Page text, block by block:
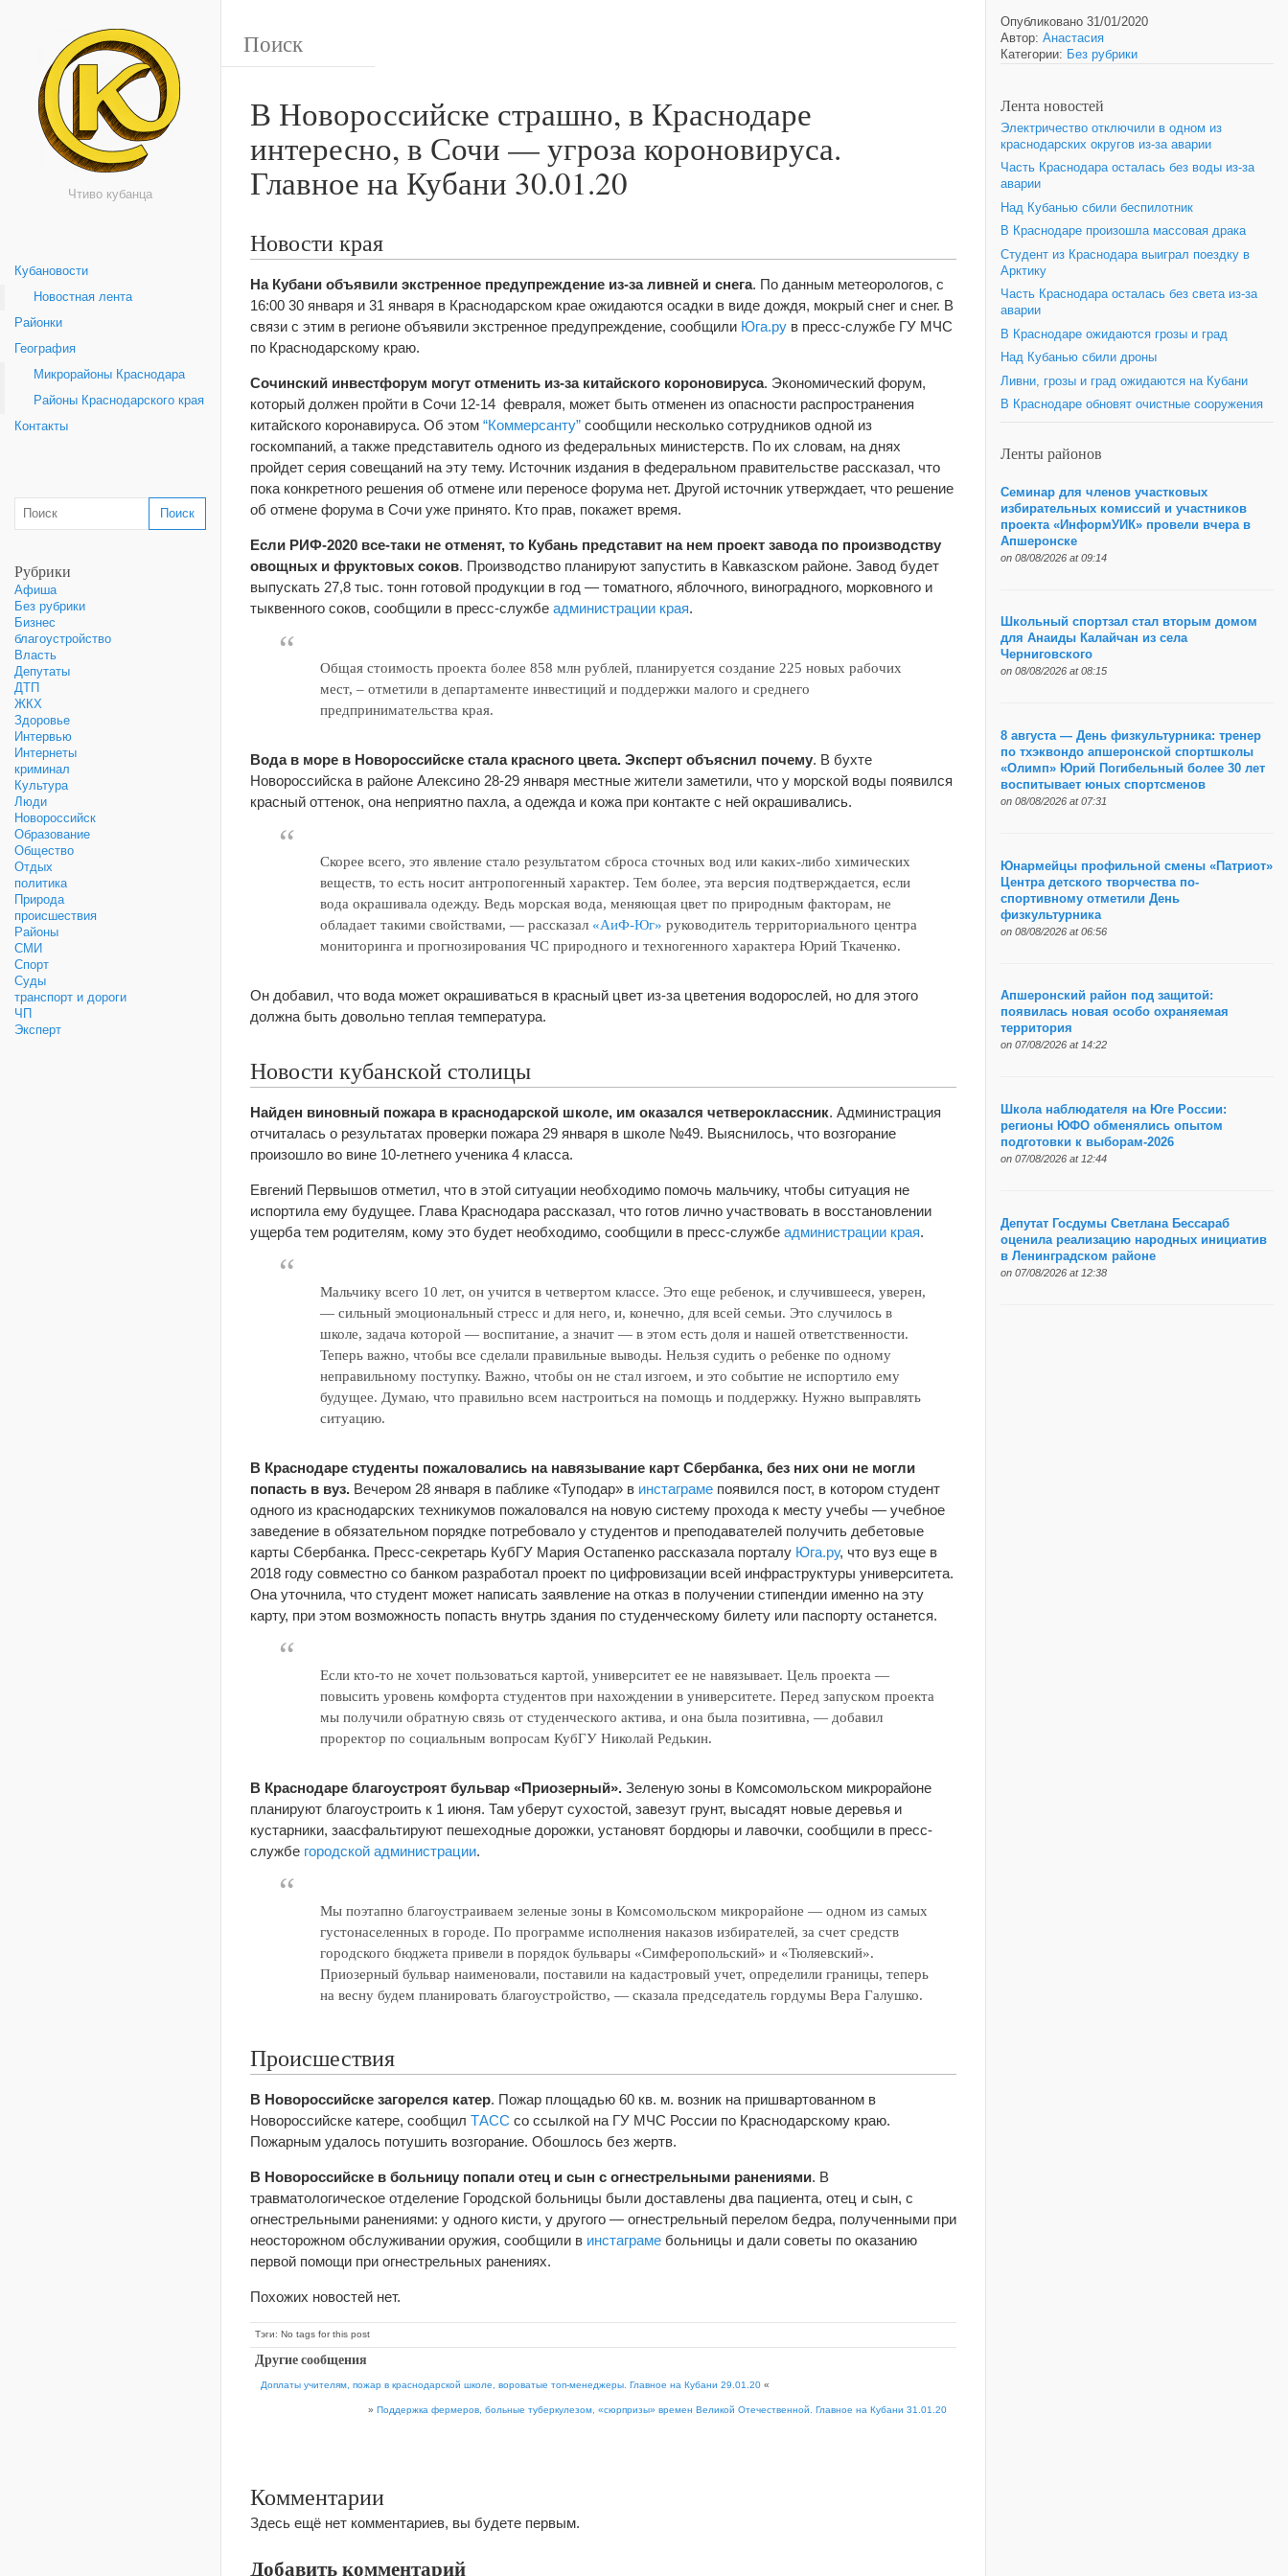
Чтиво кубанца
Кубановости
Новостная лента
Районки
География
Микрорайоны Краснодара
Районы Краснодарского края
Контакты
Рубрики
Афиша
Без рубрики
Бизнес
благоустройство
Власть
Депутаты
ДТП
ЖКХ
Здоровье
Интервью
Интернеты
криминал
Культура
Люди
Новороссийск
Образование
Общество
Отдых
политика
Природа
происшествия
Районы
СМИ
Спорт
Суды
транспорт и дороги
ЧП
Эксперт
В Новороссийске страшно, в Краснодаре
интересно, в Сочи — угроза короновируса.
Главное на Кубани 30.01.20
Новости края
На Кубани объявили экстренное предупреждение из-за ливней и снега. По данным метеорологов, с
16:00 30 января и 31 января в Краснодарском крае ожидаются осадки в виде дождя, мокрый снег и снег. В
связи с этим в регионе объявили экстренное предупреждение, сообщили Юга.ру в пресс-службе ГУ МЧС
по Краснодарскому краю.
Сочинский инвестфорум могут отменить из-за китайского короновируса. Экономический форум,
который должен пройти в Сочи 12-14 февраля, может быть отменен из опасности распространения
китайского коронавируса. Об этом “Коммерсанту” сообщили несколько сотрудников одной из
госкомпаний, а также представитель одного из федеральных министерств. По их словам, на днях
пройдет серия совещаний на эту тему. Источник издания в федеральном правительстве рассказал, что
пока конкретного решения об отмене или переносе форума нет. Другой источник утверждает, что решение
об отмене форума в Сочи уже принято. Кто прав, покажет время.
Если РИФ-2020 все-таки не отменят, то Кубань представит на нем проект завода по производству
овощных и фруктовых соков. Производство планируют запустить в Кавказском районе. Завод будет
выпускать 27,8 тыс. тонн готовой продукции в год — томатного, яблочного, виноградного, морковного и
тыквенного соков, сообщили в пресс-службе администрации края.
Общая стоимость проекта более 858 млн рублей, планируется создание 225 новых рабочих
мест, – отметили в департаменте инвестиций и поддержки малого и среднего
предпринимательства края.
Вода в море в Новороссийске стала красного цвета. Эксперт объяснил почему. В бухте
Новороссийска в районе Алексино 28-29 января местные жители заметили, что у морской воды появился
красный оттенок, она неприятно пахла, а одежда и кожа при контакте с ней окрашивались.
Скорее всего, это явление стало результатом сброса сточных вод или каких-либо химических
веществ, то есть носит антропогенный характер. Тем более, эта версия подтверждается, если
вода окрашивала одежду. Ведь морская вода, меняющая цвет по природным факторам, не
обладает такими свойствами, — рассказал «АиФ-Юг» руководитель территориального центра
мониторинга и прогнозирования ЧС природного и техногенного характера Юрий Ткаченко.
Он добавил, что вода может окрашиваться в красный цвет из-за цветения водорослей, но для этого
должна быть довольно теплая температура.
Новости кубанской столицы
Найден виновный пожара в краснодарской школе, им оказался четвероклассник. Администрация
отчиталась о результатах проверки пожара 29 января в школе №49. Выяснилось, что возгорание
произошло во вине 10-летнего ученика 4 класса.
Евгений Первышов отметил, что в этой ситуации необходимо помочь мальчику, чтобы ситуация не
испортила ему будущее. Глава Краснодара рассказал, что готов лично участвовать в восстановлении
ущерба тем родителям, кому это будет необходимо, сообщили в пресс-службе администрации края.
Мальчику всего 10 лет, он учится в четвертом классе. Это еще ребенок, и случившееся, уверен,
— сильный эмоциональный стресс и для него, и, конечно, для всей семьи. Это случилось в
школе, задача которой — воспитание, а значит — в этом есть доля и нашей ответственности.
Теперь важно, чтобы все сделали правильные выводы. Нельзя судить о ребенке по одному
неправильному поступку. Важно, чтобы он не стал изгоем, и это событие не испортило ему
будущее. Думаю, что правильно всем настроиться на помощь и поддержку. Нужно выправлять
ситуацию.
В Краснодаре студенты пожаловались на навязывание карт Сбербанка, без них они не могли
попасть в вуз. Вечером 28 января в паблике «Туподар» в инстаграме появился пост, в котором студент
одного из краснодарских техникумов пожаловался на новую систему прохода к месту учебы — учебное
заведение в обязательном порядке потребовало у студентов и преподавателей получить дебетовые
карты Сбербанка. Пресс-секретарь КубГУ Мария Остапенко рассказала порталу Юга.ру, что вуз еще в
2018 году совместно со банком разработал проект по цифровизации всей инфраструктуры университета.
Она уточнила, что студент может написать заявление на отказ в получении стипендии именно на эту
карту, при этом возможность попасть внутрь здания по студенческому билету или паспорту останется.
Если кто-то не хочет пользоваться картой, университет ее не навязывает. Цель проекта —
повысить уровень комфорта студентов при нахождении в университете. Перед запуском проекта
мы получили обратную связь от студенческого актива, и она была позитивна, — добавил
проректор по социальным вопросам КубГУ Николай Редькин.
В Краснодаре благоустроят бульвар «Приозерный». Зеленую зоны в Комсомольском микрорайоне
планируют благоустроить к 1 июня. Там уберут сухостой, завезут грунт, высадят новые деревья и
кустарники, заасфальтируют пешеходные дорожки, установят бордюры и лавочки, сообщили в пресс-
службе городской администрации.
Мы поэтапно благоустраиваем зеленые зоны в Комсомольском микрорайоне — одном из самых
густонаселенных в городе. По программе исполнения наказов избирателей, за счет средств
городского бюджета привели в порядок бульвары «Симферопольский» и «Тюляевский».
Приозерный бульвар наименовали, поставили на кадастровый учет, определили границы, теперь
на весну будем планировать благоустройство, — сказала председатель гордумы Вера Галушко.
Происшествия
В Новороссийске загорелся катер. Пожар площадью 60 кв. м. возник на пришвартованном в
Новороссийске катере, сообщил ТАСС со ссылкой на ГУ МЧС России по Краснодарскому краю.
Пожарным удалось потушить возгорание. Обошлось без жертв.
В Новороссийске в больницу попали отец и сын с огнестрельными ранениями. В
травматологическое отделение Городской больницы были доставлены два пациента, отец и сын, с
огнестрельными ранениями: у одного кисти, у другого — огнестрельный перелом бедра, полученными при
неосторожном обслуживании оружия, сообщили в инстаграме больницы и дали советы по оказанию
первой помощи при огнестрельных ранениях.
Похожих новостей нет.
Тэги: No tags for this post
Другие сообщения
Доплаты учителям, пожар в краснодарской школе, вороватые топ-менеджеры. Главное на Кубани 29.01.20 «
» Поддержка фермеров, больные туберкулезом, «сюрпризы» времен Великой Отечественной. Главное на Кубани 31.01.20
Комментарии
Здесь ещё нет комментариев, вы будете первым.
Добавить комментарий
Опубликовано 31/01/2020
Автор: Анастасия
Категории: Без рубрики
Лента новостей
Электричество отключили в одном из
краснодарских округов из-за аварии
Часть Краснодара осталась без воды из-за
аварии
Над Кубанью сбили беспилотник
В Краснодаре произошла массовая драка
Студент из Краснодара выиграл поездку в
Арктику
Часть Краснодара осталась без света из-за
аварии
В Краснодаре ожидаются грозы и град
Над Кубанью сбили дроны
Ливни, грозы и град ожидаются на Кубани
В Краснодаре обновят очистные сооружения
Ленты районов
Семинар для членов участковых
избирательных комиссий и участников
проекта «ИнформУИК» провели вчера в
Апшеронске
on 08/08/2026 at 09:14
Школьный спортзал стал вторым домом
для Анаиды Калайчан из села
Черниговского
on 08/08/2026 at 08:15
8 августа — День физкультурника: тренер
по тхэквондо апшеронской спортшколы
«Олимп» Юрий Погибельный более 30 лет
воспитывает юных спортсменов
on 08/08/2026 at 07:31
Юнармейцы профильной смены «Патриот»
Центра детского творчества по-
спортивному отметили День
физкультурника
on 08/08/2026 at 06:56
Апшеронский район под защитой:
появилась новая особо охраняемая
территория
on 07/08/2026 at 14:22
Школа наблюдателя на Юге России:
регионы ЮФО обменялись опытом
подготовки к выборам-2026
on 07/08/2026 at 12:44
Депутат Госдумы Светлана Бессараб
оценила реализацию народных инициатив
в Ленинградском районе
on 07/08/2026 at 12:38